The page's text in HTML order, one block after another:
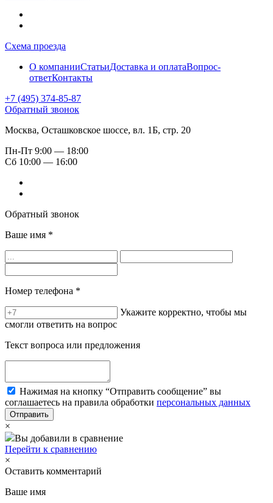
Схема проезда
О компанииСтатьиДоставка и оплатаВопрос-
ответКонтакты
+7 (495) 374-85-87
Обратный звонок
Москва, Осташковское шоссе, вл. 1Б, стр. 20
Пн-Пт 9:00 — 18:00
Сб 10:00 — 16:00
Обратный звонок
Ваше имя *
Номер телефона *
Укажите корректно, чтобы мы
смогли ответить на вопрос
Текст вопроса или предложения
Нажимая на кнопку “Отправить сообщение” вы
соглашаетесь на правила обработки персональных данных
×
Вы добавили в сравнение
Перейти к сравнению
×
Оставить комментарий
Ваше имя